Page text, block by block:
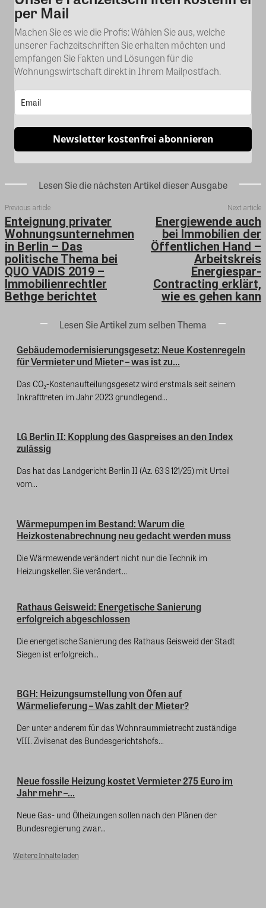
per Mail
Machen Sie es wie die Profis: Wählen Sie aus, welche
unserer Fachzeitschriften Sie erhalten möchten und
empfangen Sie Fakten und Lösungen für die
Wohnungswirtschaft direkt in Ihrem Mailpostfach.
Newsletter kostenfrei abonnieren
Lesen Sie die nächsten Artikel dieser Ausgabe
Previous article
Enteignung privater
Wohnungsunternehmen
in Berlin – Das
politische Thema bei
QUO VADIS 2019 –
Immobilienrechtler
Bethge berichtet
Next article
Energiewende auch
bei Immobilien der
Öffentlichen Hand –
Arbeitskreis
Energiespar-
Contracting erklärt,
wie es gehen kann
Lesen Sie Artikel zum selben Thema
Gebäudemodernisierungsgesetz: Neue Kostenregeln
für Vermieter und Mieter – was ist zu...
Das CO₂-Kostenaufteilungsgesetz wird erstmals seit seinem
Inkrafttreten im Jahr 2023 grundlegend...
LG Berlin II: Kopplung des Gaspreises an den Index
zulässig
Das hat das Landgericht Berlin II (Az. 63 S 121/25) mit Urteil
vom...
Wärmepumpen im Bestand: Warum die
Heizkostenabrechnung neu gedacht werden muss
Die Wärmewende verändert nicht nur die Technik im
Heizungskeller. Sie verändert...
Rathaus Geisweid: Energetische Sanierung
erfolgreich abgeschlossen
Die energetische Sanierung des Rathaus Geisweid der Stadt
Siegen ist erfolgreich...
BGH: Heizungsumstellung von Öfen auf
Wärmelieferung – Was zahlt der Mieter?
Der unter anderem für das Wohnraummietrecht zuständige
VIII. Zivilsenat des Bundesgerichtshofs...
Neue fossile Heizung kostet Vermieter 275 Euro im
Jahr mehr –...
Neue Gas- und Ölheizungen sollen nach den Plänen der
Bundesregierung zwar...
Weitere Inhalte laden